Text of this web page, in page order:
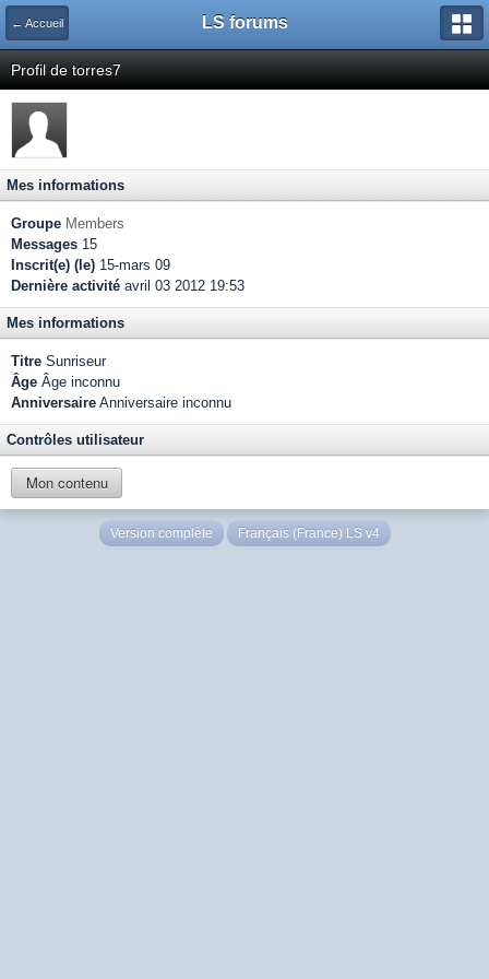
← Accueil LS forums
Profil de torres7
Mes informations
Groupe Members
Messages 15
Inscrit(e) (le) 15-mars 09
Dernière activité avril 03 2012 19:53
Mes informations
Titre Sunriseur
Âge Âge inconnu
Anniversaire Anniversaire inconnu
Contrôles utilisateur
Mon contenu
Version complète Français (France) LS v4